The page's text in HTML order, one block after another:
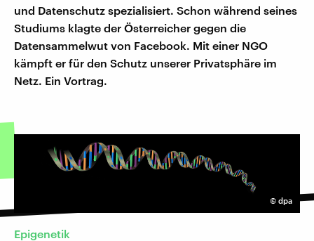
und Datenschutz spezialisiert. Schon während seines
Studiums klagte der Österreicher gegen die
Datensammelwut von Facebook. Mit einer NGO
kämpft er für den Schutz unserer Privatsphäre im
Netz. Ein Vortrag.
© dpa
Epigenetik